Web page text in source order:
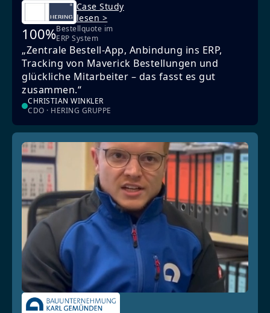
Case Study
lesen >
100%Bestellquote im
ERP System
„Zentrale Bestell-App, Anbindung ins ERP,
Tracking von Maverick Bestellungen und
glückliche Mitarbeiter – das fasst es gut
zusammen.“
CHRISTIAN WINKLER
CDO · HERING GRUPPE